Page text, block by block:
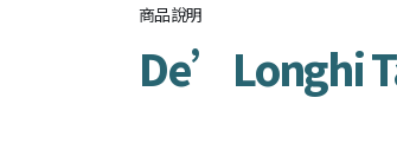
商品說明
De’Longhi